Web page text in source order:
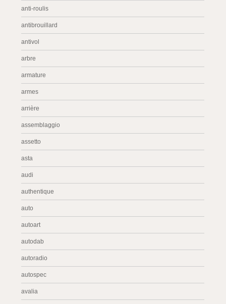
anti-roulis
antibrouillard
antivol
arbre
armature
armes
arrière
assemblaggio
assetto
asta
audi
authentique
auto
autoart
autodab
autoradio
autospec
avalia